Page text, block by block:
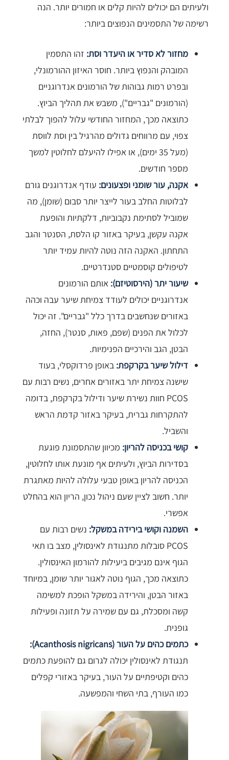
ולעיתים הם יכולים להיות קלים או חמורים יותר. הנה
רשימה של התסמינים הנפוצים ביותר:
מחזור לא סדיר או היעדר וסת: זהו התסמין
המובהק והנפוץ ביותר. חוסר האיזון ההורמונלי,
ובפרט רמות גבוהות של הורמונים אנדרוגניים
(הורמונים "גבריים"), משבש את תהליך הביוץ.
כתוצאה מכך, המחזור החודשי עלול להפוך לבלתי
צפוי, עם מרווחים גדולים מהרגיל בין וסת לווסת
(מעל 35 ימים), או אפילו להיעלם לחלוטין למשך
מספר חודשים.
אקנה, עור שומני ופצעונים: עודף אנדרוגנים גורם
לבלוטות החלב בעור לייצר יותר סבום (שומן), מה
שמוביל לסתימת נקבוביות, דלקתיות והופעת
אקנה עקשן, בעיקר באזור קו הלסת, הסנטר והגב
התחתון. האקנה הזה נוטה להיות עמיד יותר
לטיפולים קוסמטיים סטנדרטיים.
שיעור יתר (הירסוטיזם): אותם הורמונים
אנדרוגניים יכולים לעודד צמיחת שיער עבה וכהה
באזורים שנחשבים בדרך כלל "גבריים". זה יכול
לכלול את הפנים (שפם, פאות, סנטר), החזה,
הבטן, הגב והירכיים הפנימיות.
דילול שיער בקרקפת: באופן פרדוקסלי, בעוד
שישנה צמיחת יתר באזורים אחרים, נשים רבות עם
PCOS חוות נשירת שיער ודילול בקרקפת, בדומה
להתקרחות גברית, בעיקר באזור קדמת הראש
והשביל.
קושי בכניסה להריון: מכיוון שהתסמונת פוגעת
בסדירות הביוץ, ולעיתים אף מונעת אותו לחלוטין,
הכניסה להריון באופן טבעי עלולה להיות מאתגרת
יותר. חשוב לציין שעם ניהול נכון, הריון הוא בהחלט
אפשרי.
השמנה וקושי בירידה במשקל: נשים רבות עם
PCOS סובלות מתנגודת לאינסולין, מצב בו תאי
הגוף אינם מגיבים ביעילות להורמון האינסולין.
כתוצאה מכך, הגוף נוטה לאגור יותר שומן, במיוחד
באזור הבטן, והירידה במשקל הופכת למשימה
קשה ומסכלת, גם עם שמירה על תזונה ופעילות
גופנית.
כתמים כהים על העור (Acanthosis nigricans):
תנגודת לאינסולין יכולה לגרום גם להופעת כתמים
כהים וקטיפתיים על העור, בעיקר באזורי קפלים
כמו העורף, בתי השחי והמפשעה.